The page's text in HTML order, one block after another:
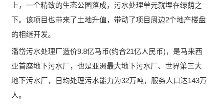
上，一个精致的生态公园落成，污水处理单元就埋在绿荫之
下。该项目也带来了土地升值，带动了项目周边2个地产楼盘
的相继开发。
潘岱污水处理厂造价9.8亿马币(约合21亿人民币)，是马来西
亚首座地下污水厂，也是亚洲最大地下污水厂、世界第三大
地下污水厂，日均处理污水能力为32万吨，服务人口达143万
人。